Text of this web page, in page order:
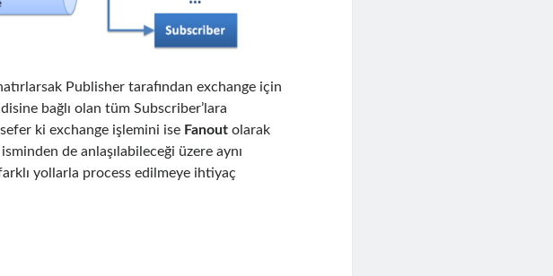
Publisher tarafından exchange için
bağlı olan tüm Subscriber’lara
ki exchange işlemini ise Fanout olarak
de anlaşılabileceği üzere aynı
yollarla process edilmeye ihtiyaç